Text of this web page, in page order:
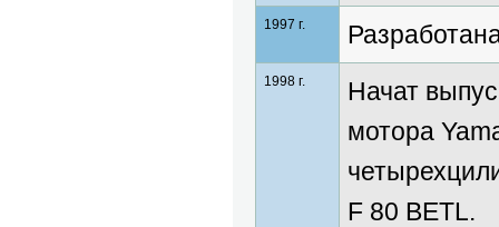
1997 г.
1998 г.
Начат
мотора
F 80 BETL.